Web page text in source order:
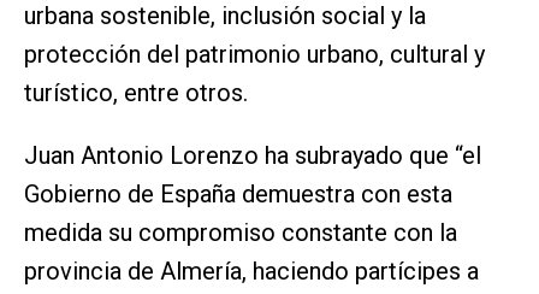
urbana sostenible, inclusión social y la
protección del patrimonio urbano, cultural y
turístico, entre otros.
Juan Antonio Lorenzo ha subrayado que “el
Gobierno de España demuestra con esta
medida su compromiso constante con la
provincia de Almería, haciendo partícipes a